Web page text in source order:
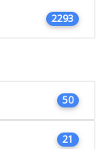
2293
50
21